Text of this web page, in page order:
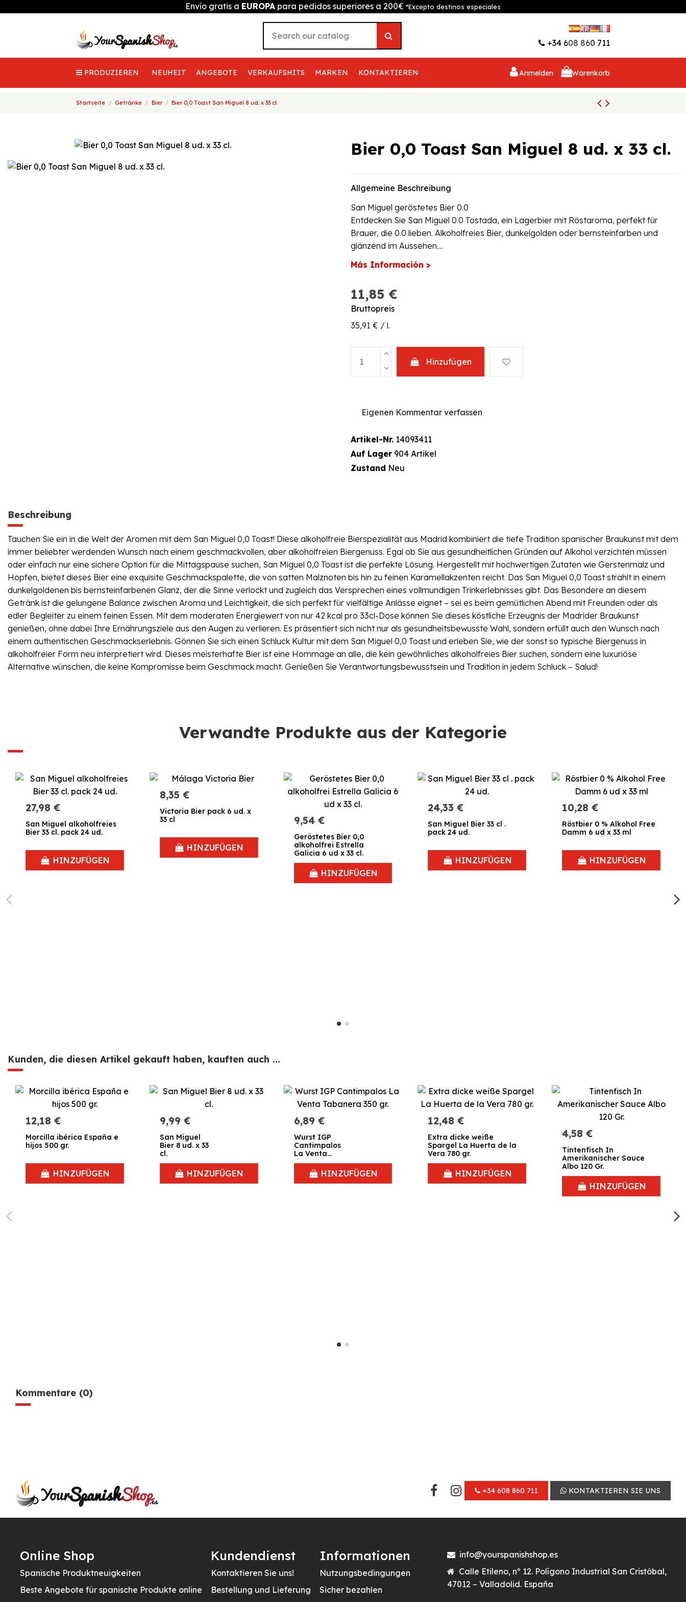
Envío gratis a EUROPA para pedidos superiores a 200€ *Excepto destinos especiales
+34 608 860 711
PRODUZIEREN NEUHEIT ANGEBOTE VERKAUFSHITS MARKEN KONTAKTIEREN Anmelden Warenkorb
Startseite Getränke Bier Bier 0,0 Toast San Miguel 8 ud. x 33 cl.
Bier 0,0 Toast San Miguel 8 ud. x 33 cl.
Allgemeine Beschreibung
San Miguel geröstetes Bier 0.0
Entdecken Sie San Miguel 0.0 Tostada, ein Lagerbier mit Röstaroma, perfekt für
Brauer, die 0.0 lieben. Alkoholfreies Bier, dunkelgolden oder bernsteinfarben und
glänzend im Aussehen....
Más Información >
11,85 €
Bruttopreis
35,91 € / l.
Hinzufügen
Eigenen Kommentar verfassen
Artikel-Nr. 14093411
Auf Lager 904 Artikel
Zustand Neu
Beschreibung
Tauchen Sie ein in die Welt der Aromen mit dem San Miguel 0,0 Toast! Diese alkoholfreie Bierspezialität aus Madrid kombiniert die tiefe Tradition spanischer Braukunst mit dem
immer beliebter werdenden Wunsch nach einem geschmackvollen, aber alkoholfreien Biergenuss. Egal ob Sie aus gesundheitlichen Gründen auf Alkohol verzichten müssen
oder einfach nur eine sichere Option für die Mittagspause suchen, San Miguel 0,0 Toast ist die perfekte Lösung. Hergestellt mit hochwertigen Zutaten wie Gerstenmalz und
Hopfen, bietet dieses Bier eine exquisite Geschmackspalette, die von satten Malznoten bis hin zu feinen Karamellakzenten reicht. Das San Miguel 0,0 Toast strahlt in einem
dunkelgoldenen bis bernsteinfarbenen Glanz, der die Sinne verlockt und zugleich das Versprechen eines vollmundigen Trinkerlebnisses gibt. Das Besondere an diesem
Getränk ist die gelungene Balance zwischen Aroma und Leichtigkeit, die sich perfekt für vielfältige Anlässe eignet – sei es beim gemütlichen Abend mit Freunden oder als
edler Begleiter zu einem feinen Essen. Mit dem moderaten Energiewert von nur 42 kcal pro 33cl-Dose können Sie dieses köstliche Erzeugnis der Madrider Braukunst
genießen, ohne dabei Ihre Ernährungsziele aus den Augen zu verlieren. Es präsentiert sich nicht nur als gesundheitsbewusste Wahl, sondern erfüllt auch den Wunsch nach
einem authentischen Geschmackserlebnis. Gönnen Sie sich einen Schluck Kultur mit dem San Miguel 0,0 Toast und erleben Sie, wie der sonst so typische Biergenuss in
alkoholfreier Form neu interpretiert wird. Dieses meisterhafte Bier ist eine Hommage an alle, die kein gewöhnliches alkoholfreies Bier suchen, sondern eine luxuriöse
Alternative wünschen, die keine Kompromisse beim Geschmack macht. Genießen Sie Verantwortungsbewusstsein und Tradition in jedem Schluck – Salud!
Verwandte Produkte aus der Kategorie
27,98 €
San Miguel alkoholfreies
Bier 33 cl. pack 24 ud.
HINZUFÜGEN
8,35 €
Victoria Bier pack 6 ud. x
33 cl
HINZUFÜGEN
9,54 €
Geröstetes Bier 0,0
alkoholfrei Estrella
Galicia 6 ud x 33 cl.
HINZUFÜGEN
24,33 €
San Miguel Bier 33 cl .
pack 24 ud.
HINZUFÜGEN
10,28 €
Röstbier 0 % Alkohol Free
Damm 6 ud x 33 ml
HINZUFÜGEN
Kunden, die diesen Artikel gekauft haben, kauften auch ...
12,18 €
Morcilla ibérica España e
hijos 500 gr.
HINZUFÜGEN
9,99 €
San Miguel
Bier 8 ud. x 33
cl.
HINZUFÜGEN
6,89 €
Wurst IGP
Cantimpalos
La Venta
Tabanera 350
HINZUFÜGEN
12,48 €
Extra dicke weiße
Spargel La Huerta de la
Vera 780 gr.
HINZUFÜGEN
4,58 €
Tintenfisch In
Amerikanischer Sauce
Albo 120 Gr.
HINZUFÜGEN
Kommentare (0)
+34 608 860 711 KONTAKTIEREN SIE UNS
Online Shop
Spanische Produktneuigkeiten
Beste Angebote für spanische Produkte online
Kundendienst
Kontaktieren Sie uns!
Bestellung und Lieferung
Informationen
Nutzungsbedingungen
Sicher bezahlen
info@yourspanishshop.es
Calle Etileno, nº 12. Polígono Industrial San Cristóbal,
47012 – Valladolid. España